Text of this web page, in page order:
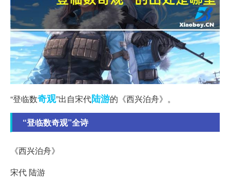
“登临数奇观”出自宋代陆游的《西兴泊舟》。
“登临数奇观”全诗
《西兴泊舟》
宋代 陆游